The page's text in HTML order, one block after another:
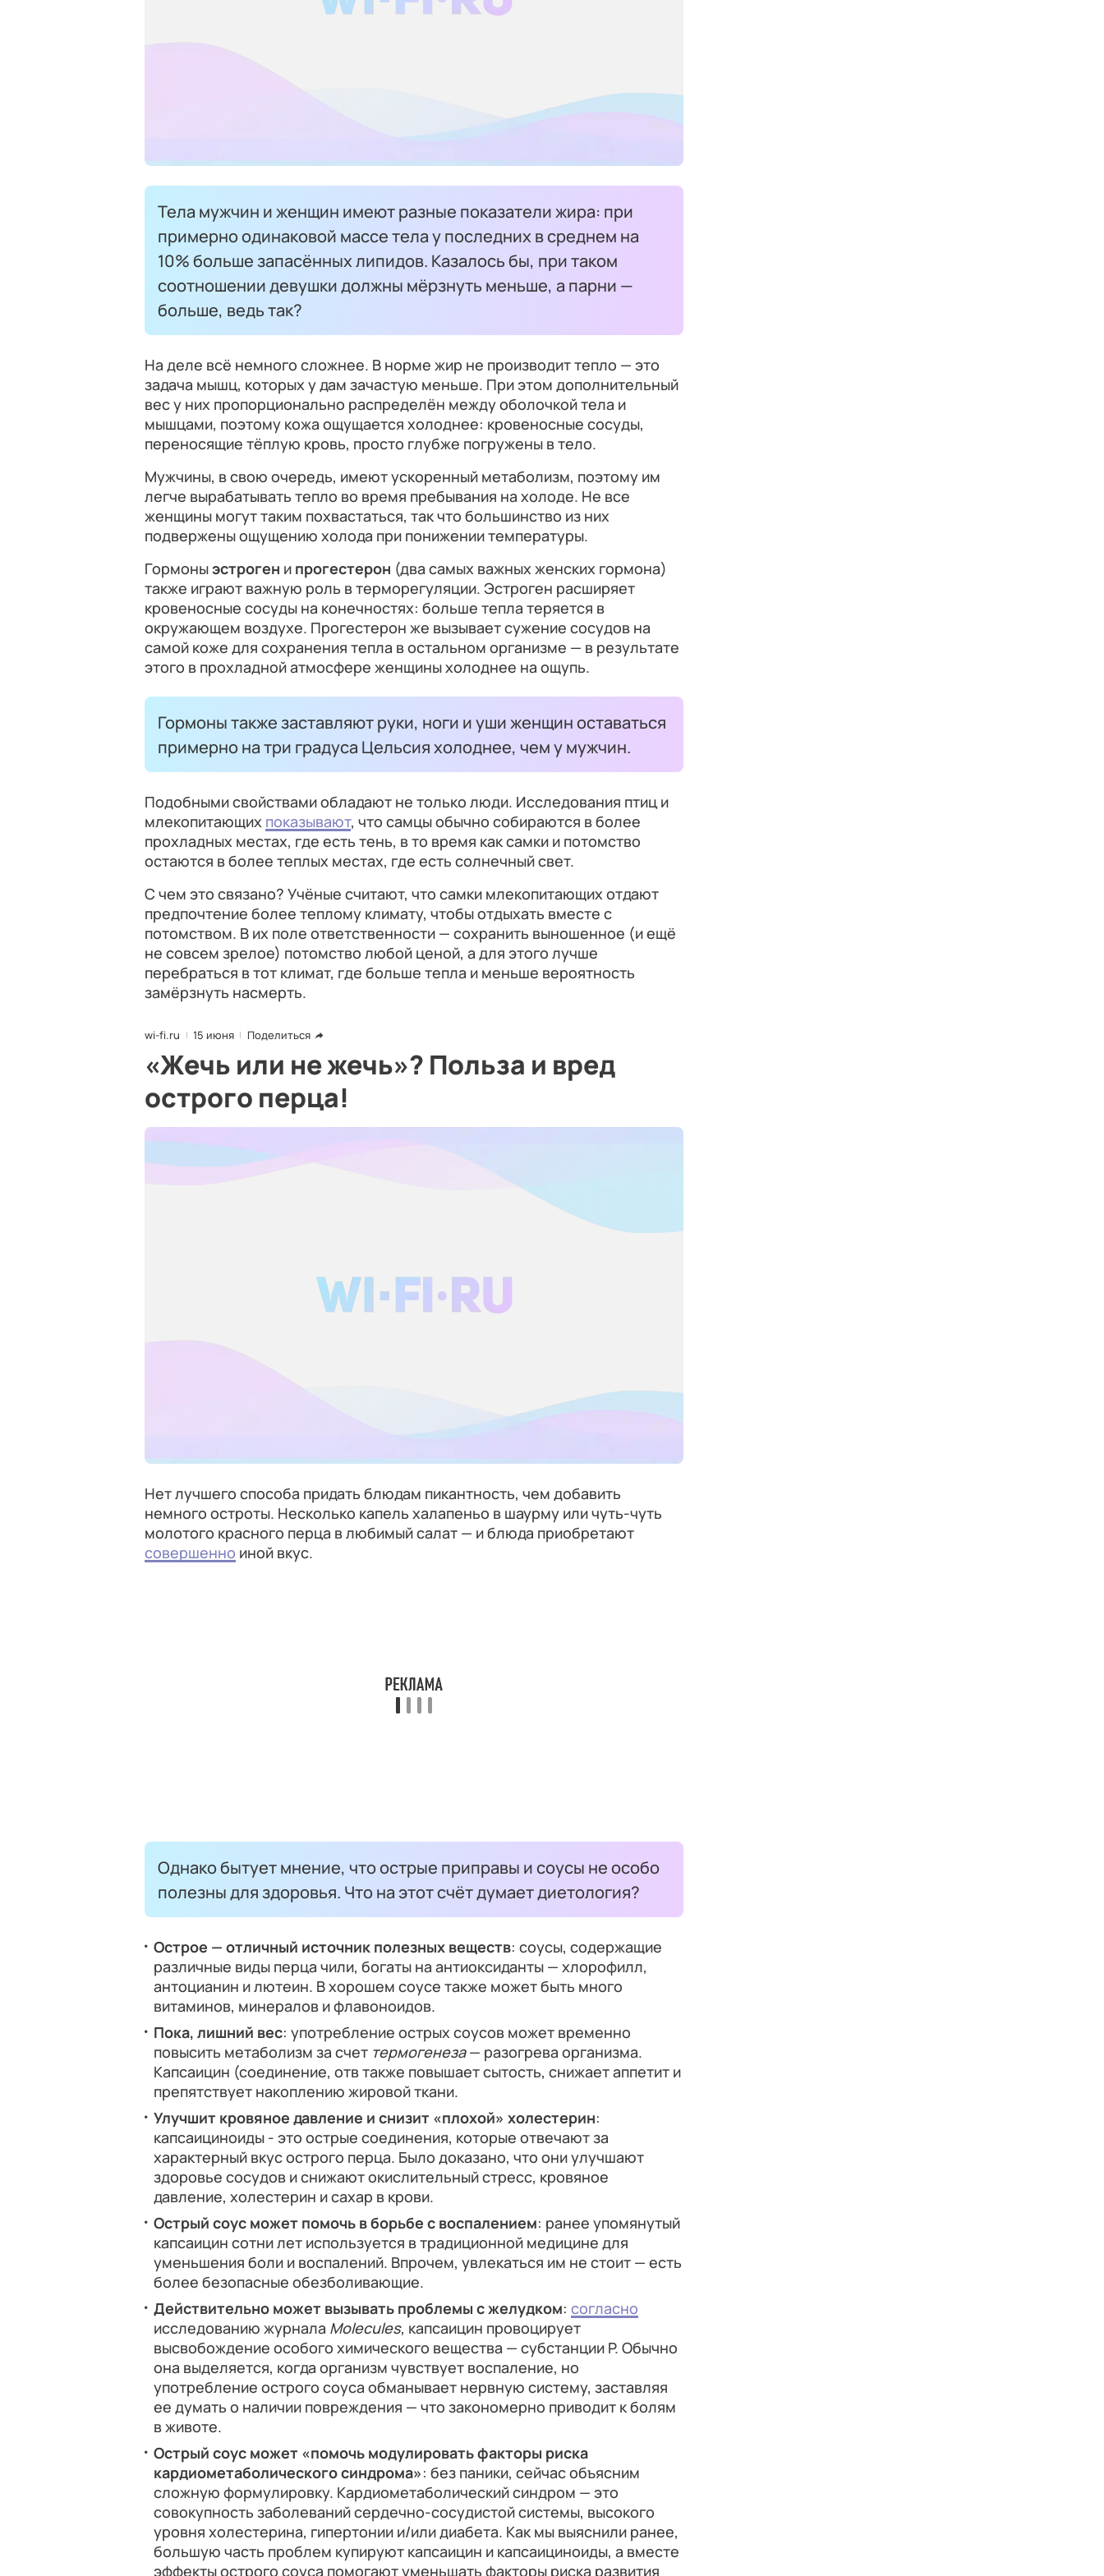
Тела мужчин и женщин имеют разные показатели жира: при
примерно одинаковой массе тела у последних в среднем на
10% больше запасённых липидов. Казалось бы, при таком
соотношении девушки должны мёрзнуть меньше, а парни —
больше, ведь так?
На деле всё немного сложнее. В норме жир не производит тепло — это
задача мышц, которых у дам зачастую меньше. При этом дополнительный
вес у них пропорционально распределён между оболочкой тела и
мышцами, поэтому кожа ощущается холоднее: кровеносные сосуды,
переносящие тёплую кровь, просто глубже погружены в тело.
Мужчины, в свою очередь, имеют ускоренный метаболизм, поэтому им
легче вырабатывать тепло во время пребывания на холоде. Не все
женщины могут таким похвастаться, так что большинство из них
подвержены ощущению холода при понижении температуры.
Гормоныэстроген и прогестерон (два самых важных женских гормона)
также играют важную роль в терморегуляции. Эстроген расширяет
кровеносные сосуды на конечностях: больше тепла теряется в
окружающем воздухе. Прогестерон же вызывает сужение сосудов на
самой коже для сохранения тепла в остальном организме — в результате
этого в прохладной атмосфере женщины холоднее на ощупь.
Гормоны также заставляют руки, ноги и уши женщин оставаться
примерно на три градуса Цельсия холоднее, чем у мужчин.
Подобными свойствами обладают не только люди. Исследования птиц и
млекопитающих показывают, что самцы обычно собираются в более
прохладных местах, где есть тень, в то время как самки и потомство
остаются в более теплых местах, где есть солнечный свет.
С чем это связано? Учёные считают, что самки млекопитающих отдают
предпочтение более теплому климату, чтобы отдыхать вместе с
потомством. В их поле ответственности — сохранить выношенное (и ещё
не совсем зрелое) потомство любой ценой, а для этого лучше
перебраться в тот климат, где больше тепла и меньше вероятность
замёрзнуть насмерть.
wi-fi.ru 15 июня Поделиться
«Жечь или не жечь»? Польза и вред
острого перца!
Нет лучшего способа придать блюдам пикантность, чем добавить
немного остроты. Несколько капель халапеньо в шаурму или чуть-чуть
молотого красного перца в любимый салат — и блюда приобретают
совершенно иной вкус.
Однако бытует мнение, что острые приправы и соусы не особо
полезны для здоровья. Что на этот счёт думает диетология?
Острое — отличный источник полезных веществ: соусы, содержащие
различные виды перца чили, богаты на антиоксиданты — хлорофилл,
антоцианин и лютеин. В хорошем соусе также может быть много
витаминов, минералов и флавоноидов.
Пока, лишний вес: употребление острых соусов может временно
повысить метаболизм за счет термогенеза— разогрева организма.
Капсаицин (соединение, отв также повышает сытость, снижает аппетит и
препятствует накоплению жировой ткани.
Улучшит кровяное давление и снизит «плохой» холестерин:
капсаициноиды - это острые соединения, которые отвечают за
характерный вкус острого перца. Было доказано, что они улучшают
здоровье сосудов и снижают окислительный стресс, кровяное
давление, холестерин и сахар в крови.
Острый соус может помочь в борьбе с воспалением: ранее упомянутый
капсаицин сотни лет используется в традиционной медицине для
уменьшения боли и воспалений. Впрочем, увлекаться им не стоит — есть
более безопасные обезболивающие.
Действительно может вызывать проблемы с желудком:согласно
исследованию журнала Molecules, капсаицин провоцирует
высвобождение особого химического вещества — субстанции P. Обычно
она выделяется, когда организм чувствует воспаление, но
употребление острого соуса обманывает нервную систему, заставляя
ее думать о наличии повреждения — что закономерно приводит к болям
в животе.
Острый соус может «помочь модулировать факторы риска
кардиометаболического синдрома»: без паники, сейчас объясним
сложную формулировку. Кардиометаболический синдром — это
совокупность заболеваний сердечно-сосудистой системы, высокого
уровня холестерина, гипертонии и/или диабета. Как мы выяснили ранее,
большую часть проблем купируют капсаицин и капсаициноиды, а вместе
эффекты острого соуса помогают уменьшать факторы риска развития